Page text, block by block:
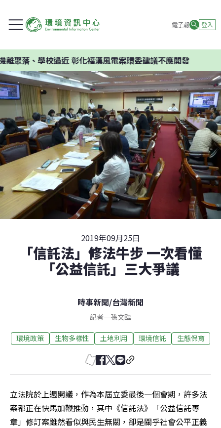
電子報 登入
近 彰化福漢風電案環委建議不應開發
2019年09月25日
「信託法」修法牛步 一次看懂
「公益信託」三大爭議
時事新聞/台灣新聞
記者—孫文臨
環境政策 生物多樣性 土地利用 環境信託 生態保育
立法院於上週開議，作為本屆立委最後一個會期，許多法
案都正在快馬加鞭推動，其中《信託法》「公益信託專
章」修訂案雖然看似與民生無關，卻是關乎社會公平正義